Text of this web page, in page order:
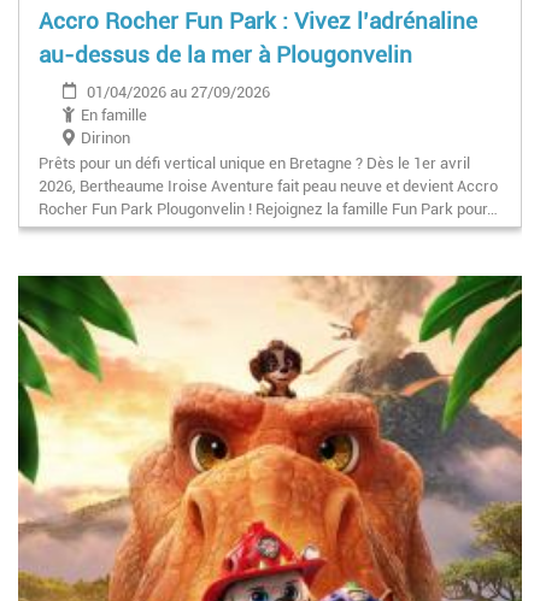
Accro Rocher Fun Park : Vivez l’adrénaline
au-dessus de la mer à Plougonvelin
01/04/2026 au 27/09/2026
En famille
Dirinon
Prêts pour un défi vertical unique en Bretagne ? Dès le 1er avril
2026, Bertheaume Iroise Aventure fait peau neuve et devient Accro
Rocher Fun Park Plougonvelin ! Rejoignez la famille Fun Park pour…